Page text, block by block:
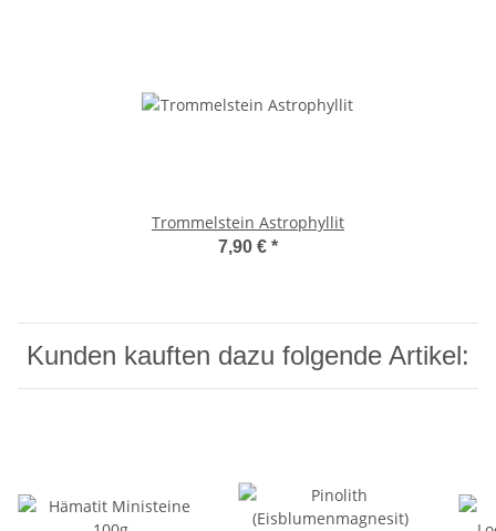
Trommelstein Astrophyllit
7,90 € *
Kunden kauften dazu folgende Artikel: